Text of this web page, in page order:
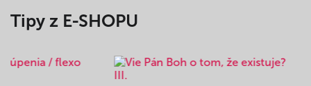
Tipy z E-SHOPU